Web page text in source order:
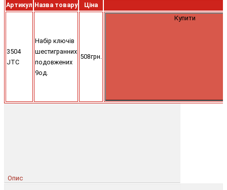
Артикул Назва товару Ціна
3504
JTC
Набір ключів
шестигранних
подовжених
9од.
508грн.
Купити
Опис